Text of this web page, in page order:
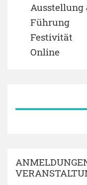
Ausstellung
Führung
Festivität
Online